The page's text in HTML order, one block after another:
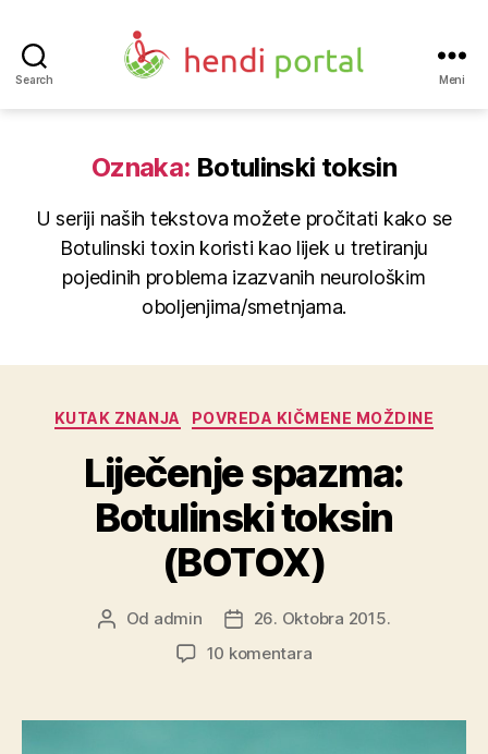
Search
portal
Meni
Oznaka: Botulinski toksin
U seriji naših tekstova možete pročitati kako se
Botulinski toxin koristi kao lijek u tretiranju
pojedinih problema izazvanih neurološkim
oboljenjima/smetnjama.
Kategorije
KUTAK ZNANJA POVREDA KIČMENE MOŽDINE
Liječenje spazma:
Botulinski toksin
(BOTOX)
Autor
Od admin
Datum26. Oktobra 2015.
10 komentaraza
Botulinski